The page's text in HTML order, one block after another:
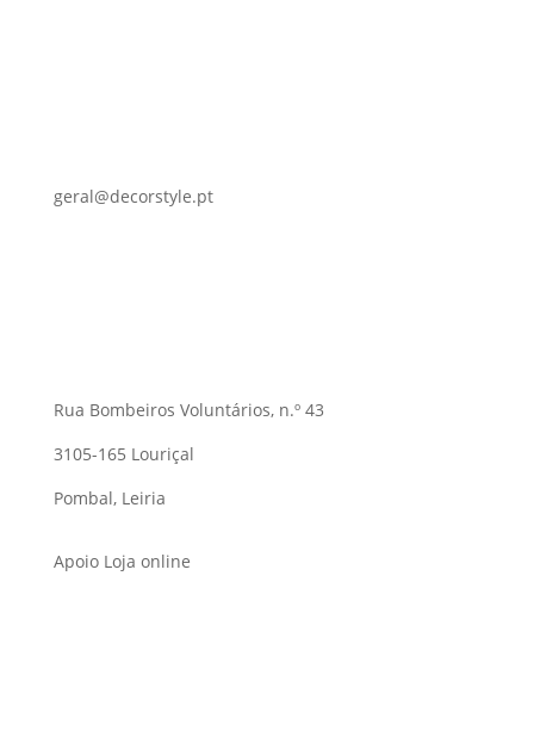
geral@decorstyle.pt
Rua Bombeiros Voluntários, n.º 43
3105-165 Louriçal
Pombal, Leiria
Apoio Loja online